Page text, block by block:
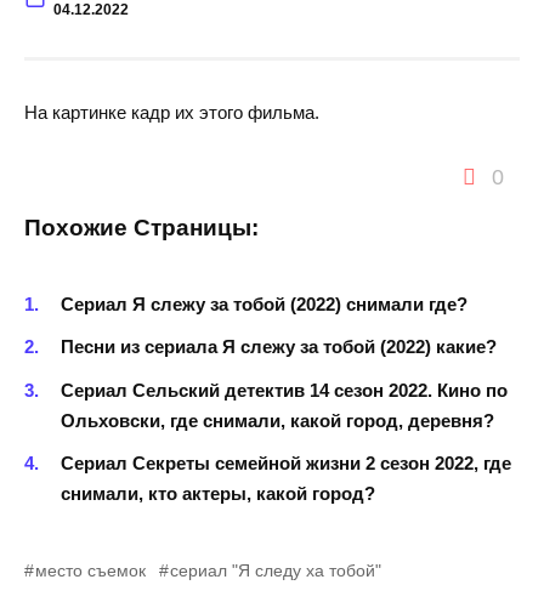
04.12.2022
На картинке кадр их этого фильма.
0
Похожие Страницы:
Сериал Я слежу за тобой (2022) снимали где?
Песни из сериала Я слежу за тобой (2022) какие?
Сериал Сельский детектив 14 сезон 2022. Кино по
Ольховски, где снимали, какой город, деревня?
Сериал Секреты семейной жизни 2 сезон 2022, где
снимали, кто актеры, какой город?
место съемок сериал "Я следу ха тобой"